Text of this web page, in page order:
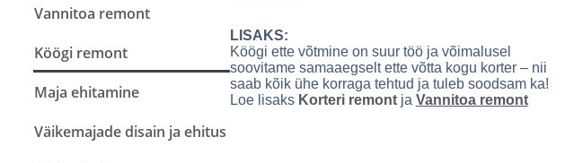
Vannitoa remont
Köögi remont
Maja ehitamine
Väikemajade disain ja ehitus
LISAKS:
Köögi ette võtmine on suur töö ja võimalusel
soovitame samaaegselt ette võtta kogu korter – nii
saab kõik ühe korraga tehtud ja tuleb soodsam ka!
Loe lisaks Korteri remontja Vannitoa remont